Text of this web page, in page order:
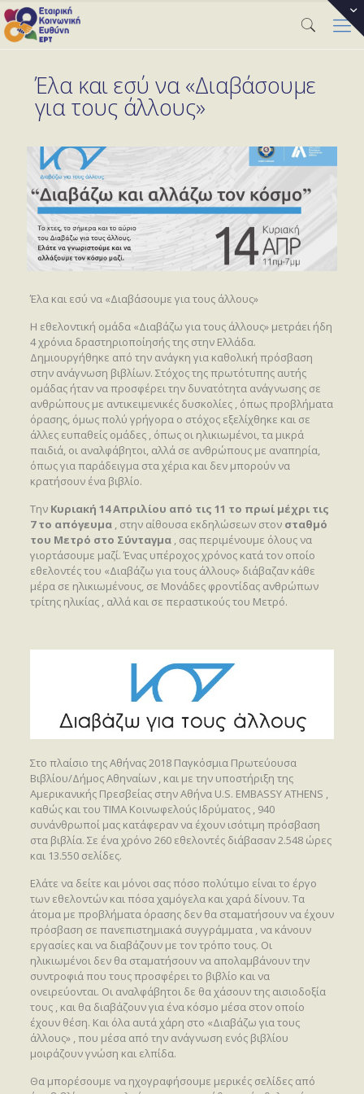
Έλα και εσύ να «Διαβάσουμε
για τους άλλους»
Έλα και εσύ να «Διαβάσουμε για τους άλλους»
Η εθελοντική ομάδα «Διαβάζω για τους άλλους» μετράει ήδη
4 χρόνια δραστηριοποίησής της στην Ελλάδα.
Δημιουργήθηκε από την ανάγκη για καθολική πρόσβαση
στην ανάγνωση βιβλίων. Στόχος της πρωτότυπης αυτής
ομάδας ήταν να προσφέρει την δυνατότητα ανάγνωσης σε
ανθρώπους με αντικειμενικές δυσκολίες , όπως προβλήματα
όρασης, όμως πολύ γρήγορα ο στόχος εξελίχθηκε και σε
άλλες ευπαθείς ομάδες , όπως οι ηλικιωμένοι, τα μικρά
παιδιά, οι αναλφάβητοι, αλλά σε ανθρώπους με αναπηρία,
όπως για παράδειγμα στα χέρια και δεν μπορούν να
κρατήσουν ένα βιβλίο.
ΤηνΚυριακή 14 Απριλίου από τις 11 το πρωί μέχρι τις
7 το απόγευμα, στην αίθουσα εκδηλώσεων στονσταθμό
του Μετρό στο Σύνταγμα, σας περιμένουμε όλους να
γιορτάσουμε μαζί. Ένας υπέροχος χρόνος κατά τον οποίο
εθελοντές του «Διαβάζω για τους άλλους» διάβαζαν κάθε
μέρα σε ηλικιωμένους, σε Μονάδες φροντίδας ανθρώπων
τρίτης ηλικίας , αλλά και σε περαστικούς του Μετρό.
Στο πλαίσιο της Αθήνας 2018 Παγκόσμια Πρωτεύουσα
Βιβλίου/Δήμος Αθηναίων , και με την υποστήριξη της
Αμερικανικής Πρεσβείας στην Αθήνα U.S. EMBASSY ATHENS ,
καθώς και του ΤΙΜΑ Κοινωφελούς Ιδρύματος , 940
συνάνθρωποί μας κατάφεραν να έχουν ισότιμη πρόσβαση
στα βιβλία. Σε ένα χρόνο 260 εθελοντές διάβασαν 2.548 ώρες
και 13.550 σελίδες.
Ελάτε να δείτε και μόνοι σας πόσο πολύτιμο είναι το έργο
των εθελοντών και πόσα χαμόγελα και χαρά δίνουν. Τα
άτομα με προβλήματα όρασης δεν θα σταματήσουν να έχουν
πρόσβαση σε πανεπιστημιακά συγγράμματα , να κάνουν
εργασίες και να διαβάζουν με τον τρόπο τους. Οι
ηλικιωμένοι δεν θα σταματήσουν να απολαμβάνουν την
συντροφιά που τους προσφέρει το βιβλίο και να
ονειρεύονται. Οι αναλφάβητοι δε θα χάσουν της αισιοδοξία
τους , και θα διαβάζουν για ένα κόσμο μέσα στον οποίο
έχουν θέση. Και όλα αυτά χάρη στο «Διαβάζω για τους
άλλους» , που μέσα από την ανάγνωση ενός βιβλίου
μοιράζουν γνώση και ελπίδα.
Θα μπορέσουμε να ηχογραφήσουμε μερικές σελίδες από